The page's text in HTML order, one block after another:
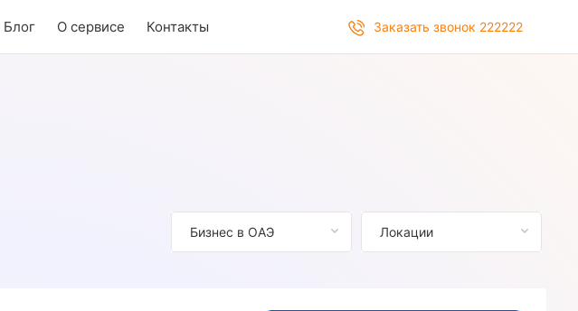
Блог О сервисе Контакты Заказать звонок 222222
Бизнес в ОАЭ Локации